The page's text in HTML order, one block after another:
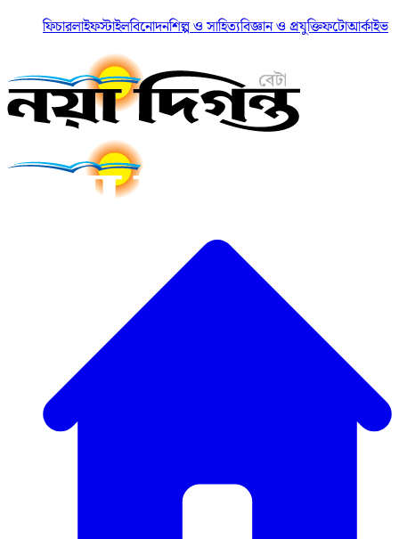
ফিচারলাইফস্টাইলবিনোদনশিল্প ও সাহিত্যবিজ্ঞান ও প্রযুক্তিফটোআর্কাইভ